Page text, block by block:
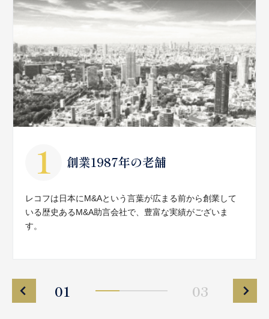
創業1987年の老舗
レコフは日本にM&Aという言葉が広まる前から創業して
いる歴史あるM&A助言会社で、豊富な実績がございま
す。
01 03